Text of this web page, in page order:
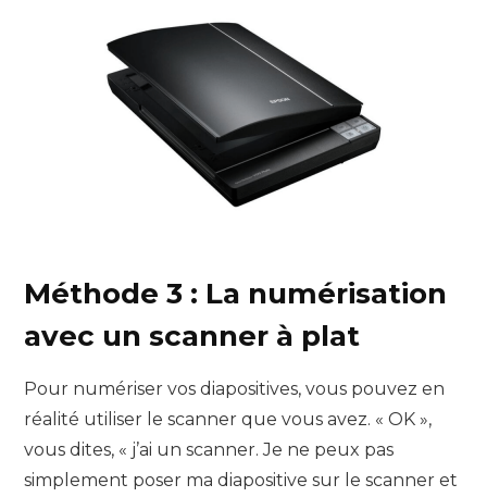
Méthode 3 : La numérisation
avec un scanner à plat
Pour numériser vos diapositives, vous pouvez en
réalité utiliser le scanner que vous avez. « OK »,
vous dites, « j’ai un scanner. Je ne peux pas
simplement poser ma diapositive sur le scanner et